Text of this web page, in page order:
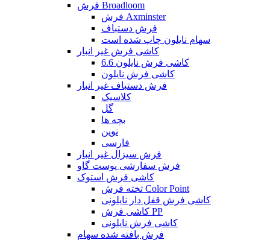
فرش Broadloom
فرش Axminster
فرش دستباف
سهام نایلون چاپ شده است
کاشی فرش غیر انبار
کاشی فرش نایلون 6.6
کاشی فرش نایلون
فرش دستباف غیر انبار
کلاسیک
گل
بچه ها
نوین
فارسی
فرش سیزال غیر انبار
فرش سفارشی پوست گاو
کاشی فرش استوک
تخته فرش Color Point
کاشی فرش قفل دار نایلونی
کاشی فرش PP
کاشی فرش نایلونی
فرش بافته شده سهام